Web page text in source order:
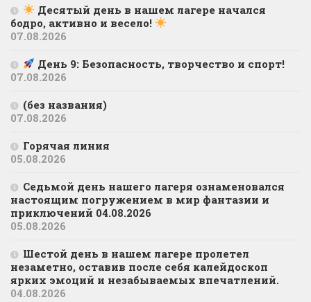
Десятый день в нашем лагере начался
бодро, активно и весело!
07.08.2026
День 9: Безопасность, творчество и спорт!
07.08.2026
(без названия)
07.08.2026
Горячая линия
05.08.2026
Седьмой день нашего лагеря ознаменовался
настоящим погружением в мир фантазии и
приключений 04.08.2026
05.08.2026
Шестой день в нашем лагере пролетел
незаметно, оставив после себя калейдоскоп
ярких эмоций и незабываемых впечатлений.
04.08.2026